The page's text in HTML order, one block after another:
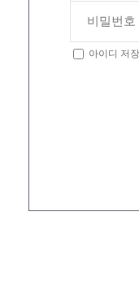
아이디 저장